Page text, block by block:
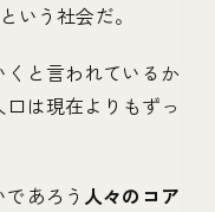
いう社会だ。
と言われているか
は現在よりもずっ
あろう 人々のコア